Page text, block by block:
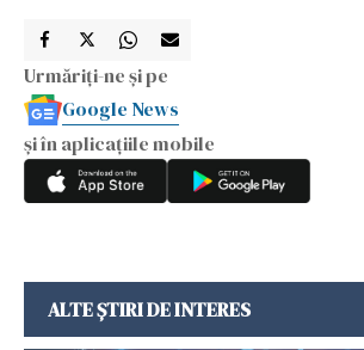
Urmăriți-ne și pe
Google News
și în aplicațiile mobile
ALTE ȘTIRI DE INTERES